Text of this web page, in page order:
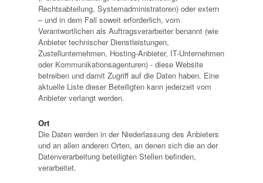
Rechtsabteilung, Systemadministratoren) oder extern
– und in dem Fall soweit erforderlich, vom
Verantwortlichen als Auftragsverarbeiter benannt (wie
Anbieter technischer Dienstleistungen,
Zustellunternehmen, Hosting-Anbieter, IT-Unternehmen
oder Kommunikationsagenturen) - diese Website
betreiben und damit Zugriff auf die Daten haben. Eine
aktuelle Liste dieser Beteiligten kann jederzeit vom
Anbieter verlangt werden.
Ort
Die Daten werden in der Niederlassung des Anbieters
und an allen anderen Orten, an denen sich die an der
Datenverarbeitung beteiligten Stellen befinden,
verarbeitet.